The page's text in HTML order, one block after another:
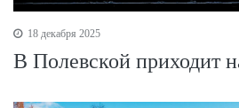
18 декабря 2025
В Полевской приходит